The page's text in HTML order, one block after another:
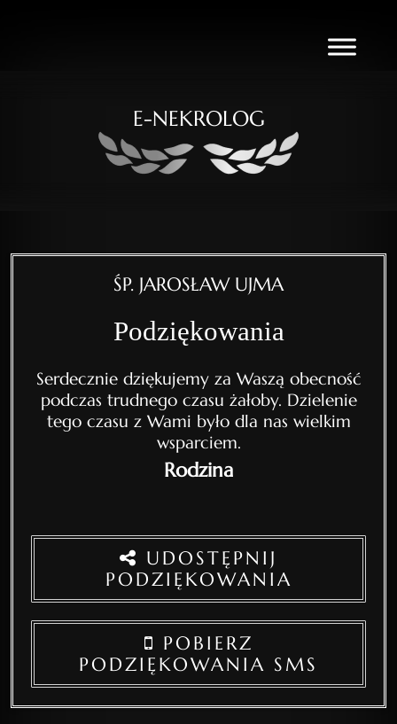
E-NEKROLOG
ŚP. JAROSŁAW UJMA
Podziękowania
Serdecznie dziękujemy za Waszą obecność
podczas trudnego czasu żałoby. Dzielenie
tego czasu z Wami było dla nas wielkim
wsparciem.
Rodzina
UDOSTĘPNIJ
PODZIĘKOWANIA
POBIERZ
PODZIĘKOWANIA SMS